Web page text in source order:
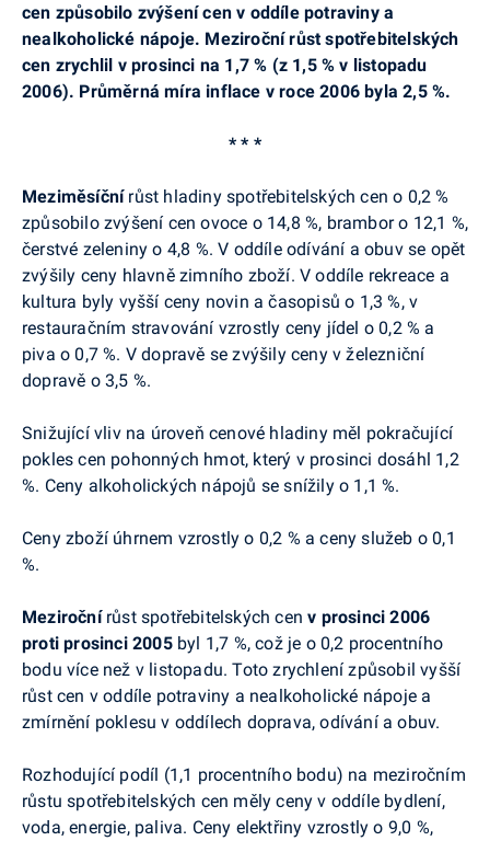
cen způsobilo zvýšení cen v oddíle potraviny a
nealkoholické nápoje. Meziroční růst spotřebitelských
cen zrychlil v prosinci na 1,7 % (z 1,5 % v listopadu
2006). Průměrná míra inflace v roce 2006 byla 2,5 %.
* * *
Meziměsíční růst hladiny spotřebitelských cen o 0,2 %
způsobilo zvýšení cen ovoce o 14,8 %, brambor o 12,1 %,
čerstvé zeleniny o 4,8 %. V oddíle odívání a obuv se opět
zvýšily ceny hlavně zimního zboží. V oddíle rekreace a
kultura byly vyšší ceny novin a časopisů o 1,3 %, v
restauračním stravování vzrostly ceny jídel o 0,2 % a
piva o 0,7 %. V dopravě se zvýšily ceny v železniční
dopravě o 3,5 %.
Snižující vliv na úroveň cenové hladiny měl pokračující
pokles cen pohonných hmot, který v prosinci dosáhl 1,2
%. Ceny alkoholických nápojů se snížily o 1,1 %.
Ceny zboží úhrnem vzrostly o 0,2 % a ceny služeb o 0,1
%.
Meziroční růst spotřebitelských cenv prosinci 2006
proti prosinci 2005byl 1,7 %, což je o 0,2 procentního
bodu více než v listopadu. Toto zrychlení způsobil vyšší
růst cen v oddíle potraviny a nealkoholické nápoje a
zmírnění poklesu v oddílech doprava, odívání a obuv.
Rozhodující podíl (1,1 procentního bodu) na meziročním
růstu spotřebitelských cen měly ceny v oddíle bydlení,
voda, energie, paliva. Ceny elektřiny vzrostly o 9,0 %,